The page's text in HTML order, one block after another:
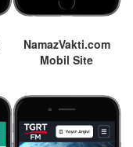
NamazVakti.com
Mobil Site